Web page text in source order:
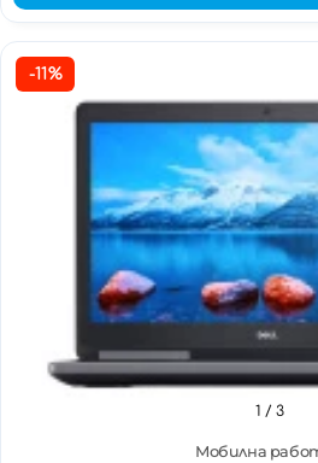
-11%
Мобилна
1 / 3